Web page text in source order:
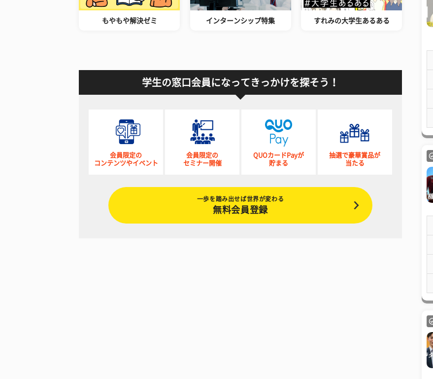
もやもや解決ゼミ インターンシップ特集 すれみの大学生あるある
学生の窓口会員になってきっかけを探そう！
会員限定の
コンテンツやイベント
会員限定の
セミナー開催
QUOカードPayが
貯まる
抽選で豪華賞品が
当たる
一歩を踏み出せば世界が変わる
無料会員登録